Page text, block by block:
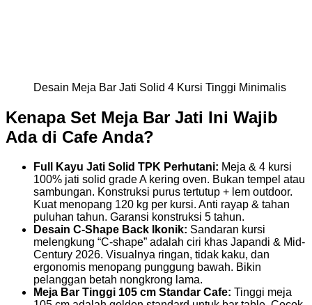
Desain Meja Bar Jati Solid 4 Kursi Tinggi Minimalis
Kenapa Set Meja Bar Jati Ini Wajib
Ada di Cafe Anda?
Full Kayu Jati Solid TPK Perhutani: Meja & 4 kursi
100% jati solid grade A kering oven. Bukan tempel atau
sambungan. Konstruksi purus tertutup + lem outdoor.
Kuat menopang 120 kg per kursi. Anti rayap & tahan
puluhan tahun. Garansi konstruksi 5 tahun.
Desain C-Shape Back Ikonik: Sandaran kursi
melengkung “C-shape” adalah ciri khas Japandi & Mid-
Century 2026. Visualnya ringan, tidak kaku, dan
ergonomis menopang punggung bawah. Bikin
pelanggan betah nongkrong lama.
Meja Bar Tinggi 105 cm Standar Cafe: Tinggi meja